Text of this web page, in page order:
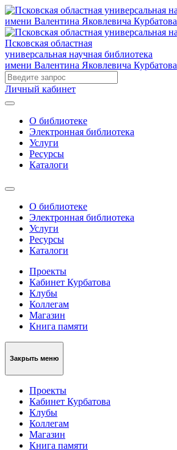
Псковская областная
универсальная научная библиотека
имени Валентина Яковлевича Курбатова
Личный кабинет
О библиотеке
Электронная библиотека
Услуги
Ресурсы
Каталоги
О библиотеке
Электронная библиотека
Услуги
Ресурсы
Каталоги
Проекты
Кабинет Курбатова
Клубы
Коллегам
Магазин
Книга памяти
Закрыть меню
Проекты
Кабинет Курбатова
Клубы
Коллегам
Магазин
Книга памяти